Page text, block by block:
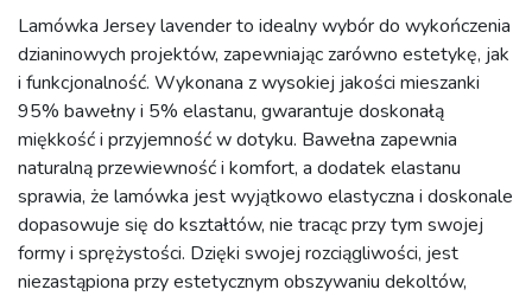
Lamówka Jersey lavender to idealny wybór do wykończenia
dzianinowych projektów, zapewniając zarówno estetykę, jak
i funkcjonalność. Wykonana z wysokiej jakości mieszanki
95% bawełny i 5% elastanu, gwarantuje doskonałą
miękkość i przyjemność w dotyku. Bawełna zapewnia
naturalną przewiewność i komfort, a dodatek elastanu
sprawia, że lamówka jest wyjątkowo elastyczna i doskonale
dopasowuje się do kształtów, nie tracąc przy tym swojej
formy i sprężystości. Dzięki swojej rozciągliwości, jest
niezastąpiona przy estetycznym obszywaniu dekoltów,